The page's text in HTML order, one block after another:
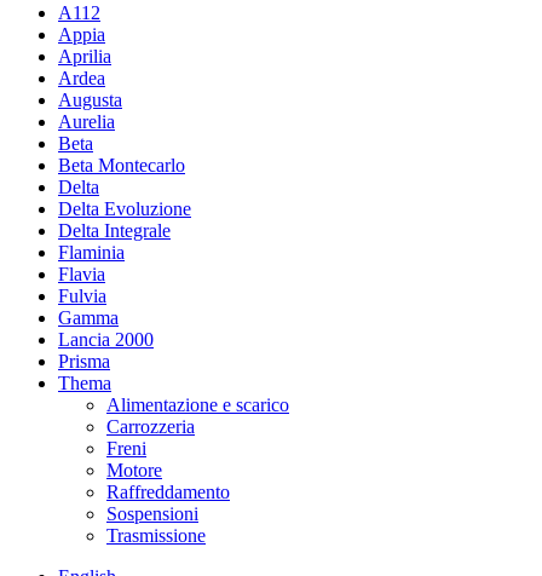
A112
Appia
Aprilia
Ardea
Augusta
Aurelia
Beta
Beta Montecarlo
Delta
Delta Evoluzione
Delta Integrale
Flaminia
Flavia
Fulvia
Gamma
Lancia 2000
Prisma
Thema
Alimentazione e scarico
Carrozzeria
Freni
Motore
Raffreddamento
Sospensioni
Trasmissione